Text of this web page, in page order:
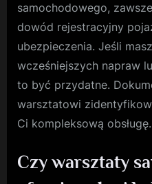
samochodowego,
dowód rejestracyjny
ubezpieczenia. Jeśli
wcześniejszych napraw
to być przydatne.
warsztatowi
Ci kompleksową obsługę.
Czy warsztaty